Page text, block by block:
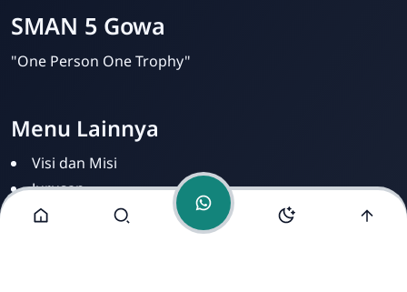
SMAN 5 Gowa
"One Person One Trophy"
Menu Lainnya
Visi dan Misi
Jurusan
Ekstrakurikuler